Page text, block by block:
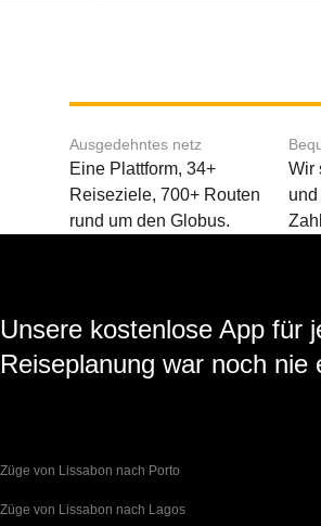
Ausgedehntes netz
Eine Plattform, 34+
Reiseziele, 700+ Routen
rund um den Globus.
Wir
Unsere kostenlose App für
Reiseplanung war noch nie
Züge von Lissabon nach Porto
Züge von Lissabon nach Lagos